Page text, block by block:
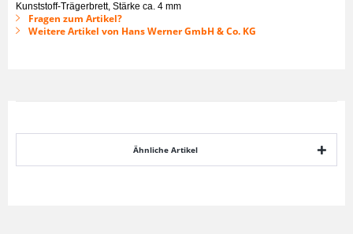
Kunststoff-Trägerbrett, Stärke ca. 4 mm
Fragen zum Artikel?
Weitere Artikel von Hans Werner GmbH & Co. KG
Ähnliche Artikel